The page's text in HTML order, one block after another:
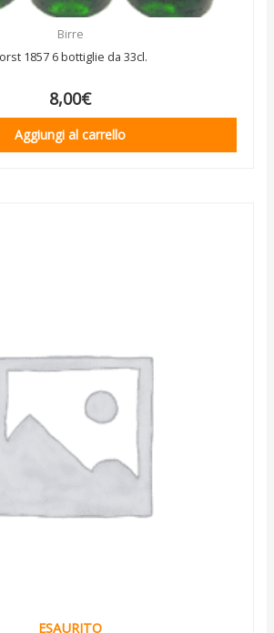
Birre
1857 6 bottiglie da 33cl.
8,00€
Aggiungi al carrello
ESAURITO